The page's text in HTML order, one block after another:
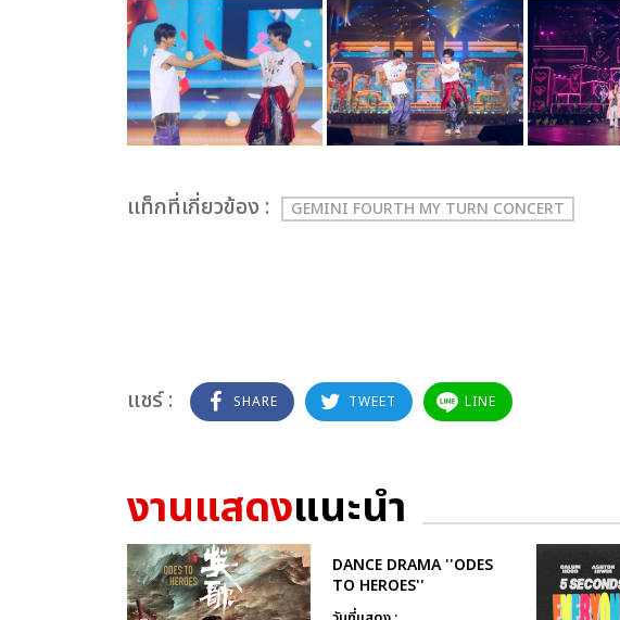
เเท็กที่เกี่ยวข้อง : GEMINI FOURTH MY TURN CONCERT
แชร์ : SHARE TWEET LINE
งานแสดงแนะนำ
DANCE DRAMA ''ODES
TO HEROES''